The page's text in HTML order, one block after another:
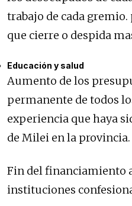
trabajo de cada
que cierre o despida
Educación y salud
Aumento de los
permanente de todos
experiencia que haya
de Milei en la provincia.
Fin del financiamiento
instituciones